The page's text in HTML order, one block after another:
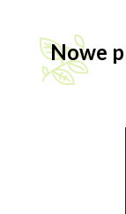
Nowe